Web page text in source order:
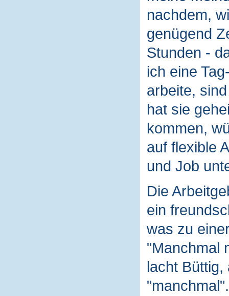
nachdem,
genügend
Stunden -
ich eine
arbeite,
hat sie
kommen,
auf flexible
und Job
Die
ein
was zu
"Manchmal
lacht